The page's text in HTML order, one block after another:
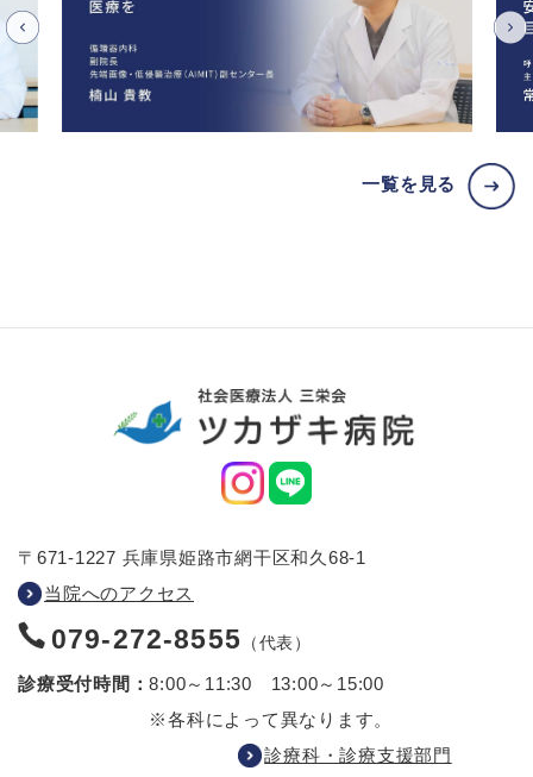
一覧を見る
〒671-1227 兵庫県姫路市網干区和久68-1
当院へのアクセス
079-272-8555 （代表）
診療受付時間：8:00～11:30 13:00～15:00
※各科によって異なります。
診療科・診療支援部門